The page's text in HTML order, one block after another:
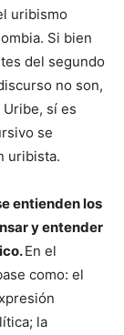
uribismo
Si bien
del segundo
no son,
sí es
se
uribista.
entienden los
y entender
En el
como: el
la